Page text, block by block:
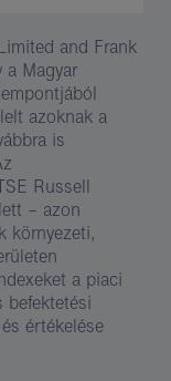
and Frank
a Magyar
azoknak a
is
Russell
– azon
környezeti,
a piaci
befektetési
értékelése